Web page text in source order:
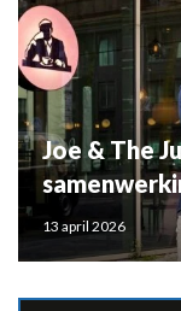
Joe & The
13 april 2026